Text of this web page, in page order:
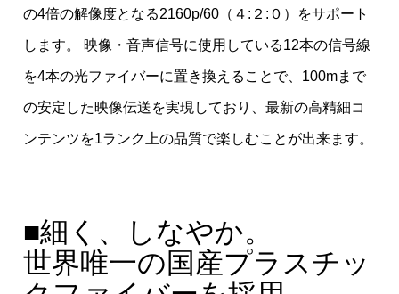
の4倍の解像度となる2160p/60（４:２:０）をサポート
します。 映像・音声信号に使用している12本の信号線
を4本の光ファイバーに置き換えることで、100mまで
の安定した映像伝送を実現しており、最新の高精細コ
ンテンツを1ランク上の品質で楽しむことが出来ます。
■細く、しなやか。
世界唯一の国産プラスチッ